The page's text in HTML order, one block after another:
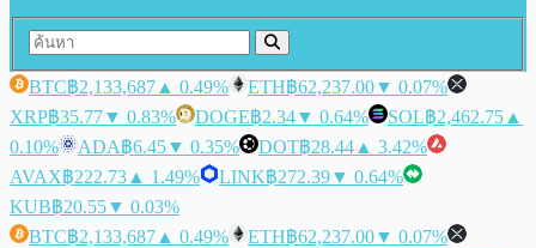
BTC฿2,133,687 ▲ 0.49% ETH฿62,237.00▼ 0.07%
XRP฿35.77▼ 0.83% DOGE฿2.34▼ 0.64% SOL฿2,462.75 ▲
0.10%
ADA฿6.45▼ 0.35% DOT฿28.44 ▲ 3.42%
AVAX฿222.73 ▲ 1.49% LINK฿272.39▼ 0.64%
KUB฿20.55▼ 0.03%
BTC฿2,133,687 ▲ 0.49% ETH฿62,237.00▼ 0.07%